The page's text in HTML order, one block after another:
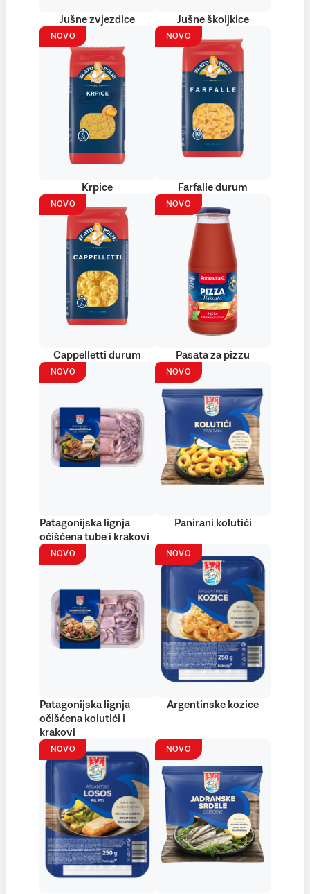
Jušne zvjezdice Jušne školjkice
NOVO
Krpice
NOVO
Farfalle durum
NOVO
Cappelletti durum
NOVO
Pasata za pizzu
NOVO
Patagonijska lignja
očišćena tube i krakovi
NOVO
Panirani kolutići
NOVO
Patagonijska lignja
očišćena kolutići i
krakovi
NOVO
Argentinske kozice
NOVO NOVO